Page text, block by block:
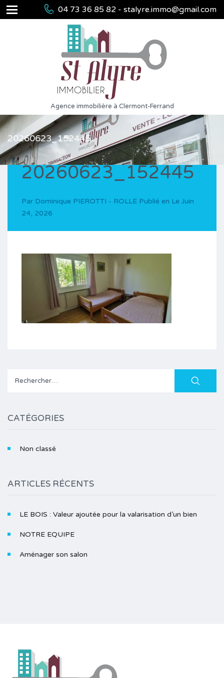
04 73 36 85 82 - stalyre.immo@gmail.com
Agence immobilière à Clermont-Ferrand
20260623_152445
20260623_152445
Par Dominique PIEROTTI - ROLLE Publié en Le Juin
24, 2026
Rechercher :
CATÉGORIES
Non classé
ARTICLES RÉCENTS
LE BOIS : Valeur ajoutée pour la valarisation d’un bien
NOTRE EQUIPE
Aménager son salon